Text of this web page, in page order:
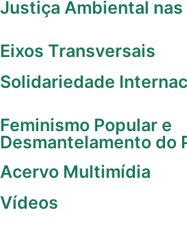
Justiça Ambiental
Eixos Transversais
Solidariedade
Feminismo Popular e
Desmantelamento do
Acervo Multimídia
Vídeos